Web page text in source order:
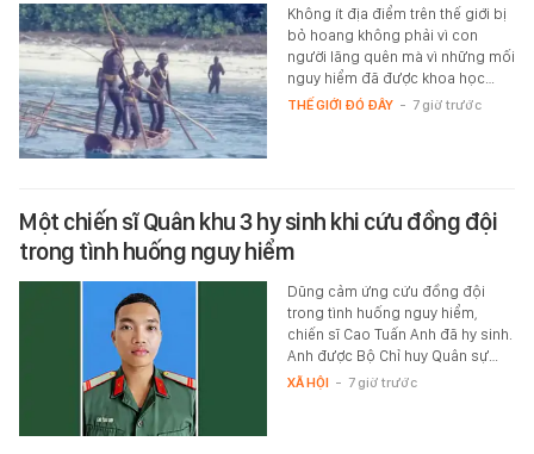
Không ít địa điểm trên thế giới bị
bỏ hoang không phải vì con
người lãng quên mà vì những mối
nguy hiểm đã được khoa học…
THẾ GIỚI ĐÓ ĐÂY - 7 giờ trước
Một chiến sĩ Quân khu 3 hy sinh khi cứu đồng đội
trong tình huống nguy hiểm
Dũng cảm ứng cứu đồng đội
trong tình huống nguy hiểm,
chiến sĩ Cao Tuấn Anh đã hy sinh.
Anh được Bộ Chỉ huy Quân sự…
XÃ HỘI - 7 giờ trước